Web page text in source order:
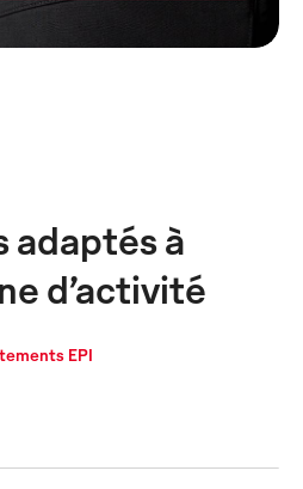
adaptés à
d’activité
EPI